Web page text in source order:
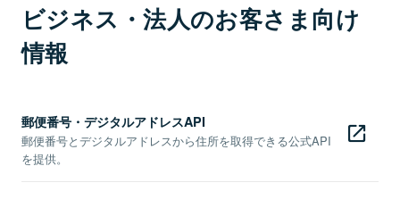
ビジネス・法人のお客さま向け
情報
郵便番号・デジタルアドレスAPI
郵便番号とデジタルアドレスから住所を取得できる公式API
を提供。